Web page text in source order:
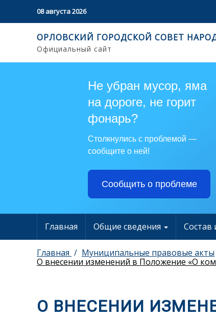
08 августа 2026
ОРЛОВСКИЙ ГОРОДСКОЙ СОВЕТ
Официальный сайт
Не убран мусор, яма
на дороге, не горит
фонарь?
Столкнулись с проблемой —
сообщите о ней!
Сообщить о проблеме
Главная Общие сведения Состав
Главная Муниципальные правовые акты
О внесении изменений в Положение «О
О ВНЕСЕНИИ